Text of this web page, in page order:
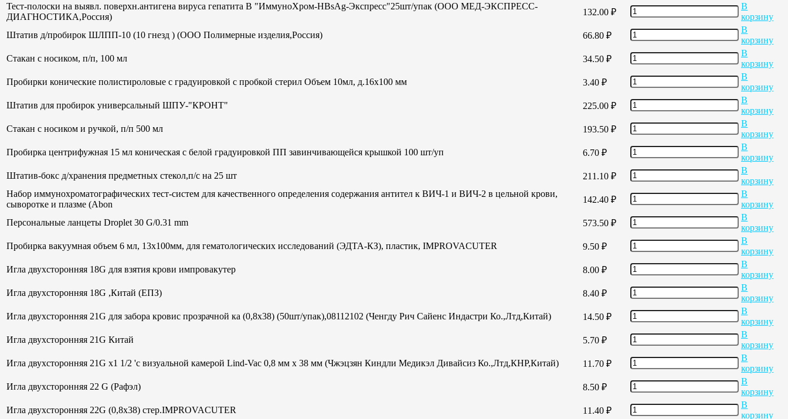
Тест-полоски на выявл. поверхн.антигена вируса гепатита В "ИммуноХром-HBsAg-Экспресс"25шт/упак (ООО МЕД-ЭКСПРЕСС-
ДИАГНОСТИКА,Россия)
132.00 ₽
В
корзину
Штатив д/пробирок ШЛПП-10 (10 гнезд ) (ООО Полимерные изделия,Россия)
66.80 ₽
В
корзину
Стакан с носиком, п/п, 100 мл
34.50 ₽
В
корзину
Пробирки конические полистироловые с градуировкой с пробкой стерил Объем 10мл, д.16х100 мм
3.40 ₽
В
корзину
Штатив для пробирок универсальный ШПУ-"КРОНТ"
225.00 ₽
В
корзину
Стакан с носиком и ручкой, п/п 500 мл
193.50 ₽
В
корзину
Пробирка центрифужная 15 мл коническая с белой градуировкой ПП завинчивающейся крышкой 100 шт/уп
6.70 ₽
В
корзину
Штатив-бокс д/хранения предметных стекол,п/с на 25 шт
211.10 ₽
В
корзину
Набор иммунохроматографических тест-систем для качественного определения содержания антител к ВИЧ-1 и ВИЧ-2 в цельной крови,
сыворотке и плазме (Abon
142.40 ₽
В
корзину
Персональные ланцеты Droplet 30 G/0.31 mm
573.50 ₽
В
корзину
Пробирка вакуумная объем 6 мл, 13х100мм, для гематологических исследований (ЭДТА-КЗ), пластик, IMPROVACUTER
9.50 ₽
В
корзину
Игла двухсторонняя 18G для взятия крови импровакутер
8.00 ₽
В
корзину
Игла двухсторонняя 18G ,Китай (ЕПЗ)
8.40 ₽
В
корзину
Игла двухсторонняя 21G для забора кровис прозрачной ка (0,8х38) (50шт/упак),08112102 (Ченгду Рич Сайенс Индастри Ко.,Лтд,Китай)
14.50 ₽
В
корзину
Игла двухсторонняя 21G Китай
5.70 ₽
В
корзину
Игла двухсторонняя 21G х1 1/2 'с визуальной камерой Lind-Vac 0,8 мм х 38 мм (Чжэцзян Киндли Медикэл Дивайсиз Ко.,Лтд,КНР,Китай)
11.70 ₽
В
корзину
Игла двухсторонняя 22 G (Рафэл)
8.50 ₽
В
корзину
Игла двухсторонняя 22G (0,8х38) стер.IMPROVACUTER
11.40 ₽
В
корзину